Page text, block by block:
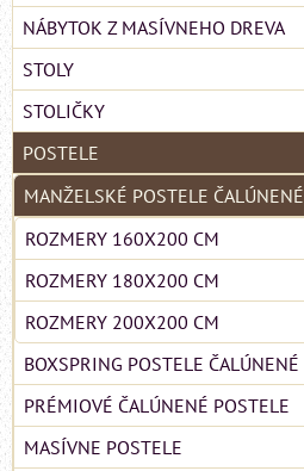
NÁBYTOK Z MASÍVNEHO DREVA
STOLY
STOLIČKY
POSTELE
MANŽELSKÉ POSTELE ČALÚNENÉ
ROZMERY 160X200 CM
ROZMERY 180X200 CM
ROZMERY 200X200 CM
BOXSPRING POSTELE ČALÚNENÉ
PRÉMIOVÉ ČALÚNENÉ POSTELE
MASÍVNE POSTELE